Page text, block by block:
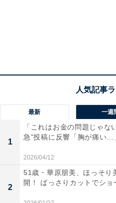
最新 一週
1
「これはお金の問題じゃな
急”投稿に反響「胸が痛い…
2026/04/12
2
51歳・華原朋美、ほっそり
開！ ばっさりカットでシ